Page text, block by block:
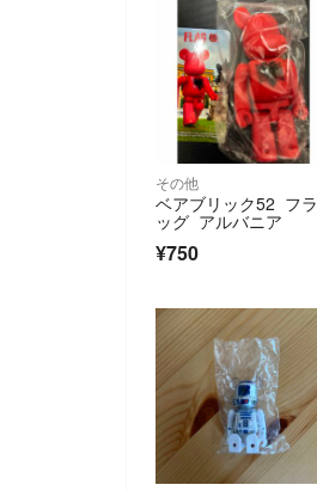
その他
ベアブリック52 フラ
ッグ アルバニア
¥750